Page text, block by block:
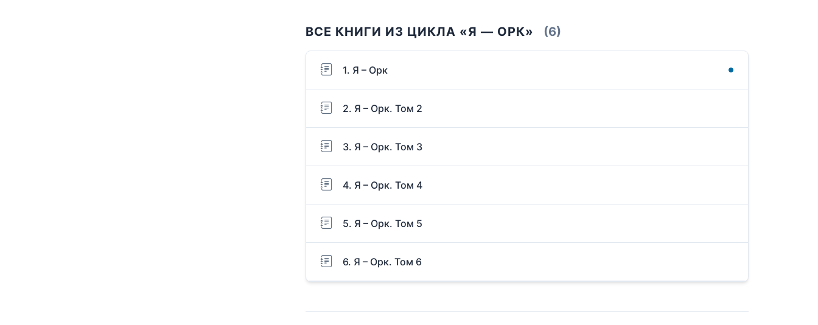
ВСЕ КНИГИ ИЗ ЦИКЛА «Я — ОРК» (6)
1. Я – Орк
2. Я – Орк. Том 2
3. Я – Орк. Том 3
4. Я – Орк. Том 4
5. Я – Орк. Том 5
6. Я – Орк. Том 6